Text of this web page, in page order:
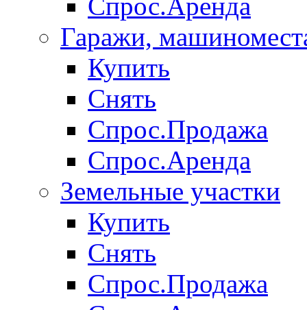
Спрос.Аренда
Гаражи,
Купить
Снять
Спрос.Продажа
Спрос.Аренда
Земельные участки
Купить
Снять
Спрос.Продажа